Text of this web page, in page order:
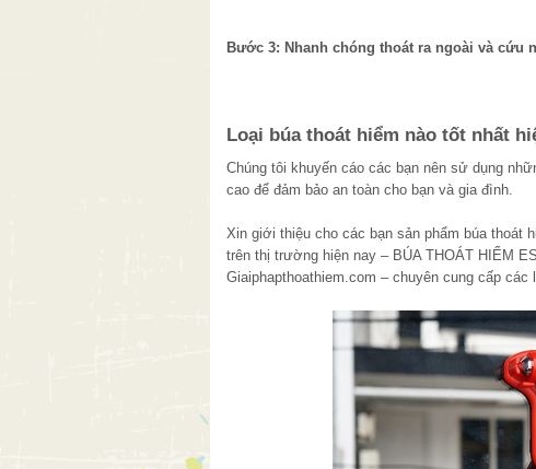
Bước 3: Nhanh chóng thoát ra ngoài và
Loại búa thoát hiểm nào tốt nhất
Chúng tôi khuyến cáo các bạn nên sử dụng
cao để đảm bảo an toàn cho bạn và gia đình.
Xin giới thiệu cho các bạn sản phẩm búa
trên thị trường hiện nay – BÚA THOÁT HIỂM
Giaiphapthoathiem.com – chuyên cung cấp các